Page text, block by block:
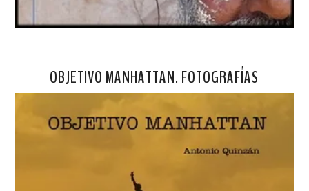
OBJETIVO MANHATTAN. FOTOGRAFÍAS